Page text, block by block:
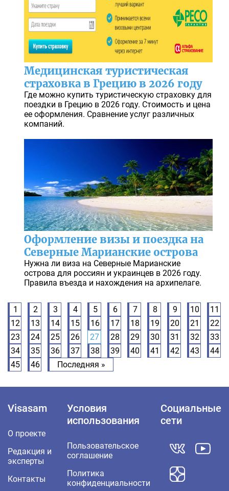
Медицинская туристическая
страховка в Грецию в 2026 году
Где можно купить туристическую страховку для
поездки в Грецию в 2026 году. Стоимость и цена
ее оформления. Сравнение услуг различных
компаний.
Оформление визы и поездка на
Северные Марианские острова
Нужна ли виза на Северные Марианские
острова для россиян и украинцев в 2026 году.
Правила въезда и нахождения на архипелаге.
1 2 3 4 5 6 7 8 9 10
11
12
13 14 15 16 17 18 19 20 21
22
23
24 25 26 27 28 29 30 31 32
33
34
35 36 37 38 39 40 41 42 43
44
45
46 Последняя »
Visasam
О проекте
Редакция и
эксперты
Контакты
Условия
использования
Пользовательское
соглашение
Политика
конфиденциальности
Социальные
сети